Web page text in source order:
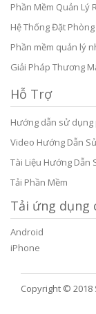
Phần Mềm Quản Lý
Hệ Thống Đặt
Phần mềm quản lý
Giải Pháp Thương
Hỗ Trợ
Hướng dẫn sử dụng
Video Hướng Dẫn
Tài Liệu Hướng Dẫn
Tải Phần Mềm
Tải ứng dụng
Android
iPhone
Copyright © 2018